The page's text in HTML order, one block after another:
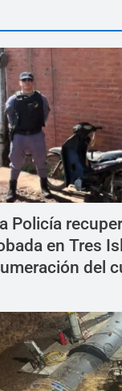
Policía
en Tres
del